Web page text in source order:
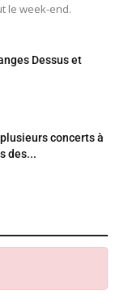
le week-end.
Dessus et
concerts à
des...